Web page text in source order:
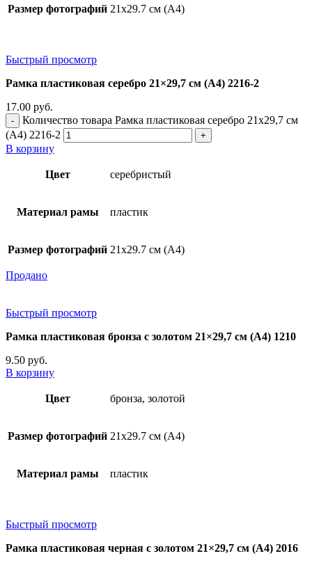
Размер фотографий 21х29.7 см (А4)
Быстрый просмотр
Рамка пластиковая серебро 21×29,7 см (А4) 2216-2
17.00 руб.
Количество товара Рамка пластиковая серебро 21x29,7 см
(А4) 2216-2
В корзину
Цвет серебристый
Материал рамы пластик
Размер фотографий 21х29.7 см (А4)
Продано
Быстрый просмотр
Рамка пластиковая бронза с золотом 21×29,7 см (А4) 1210
9.50 руб.
В корзину
Цвет бронза, золотой
Размер фотографий 21х29.7 см (А4)
Материал рамы пластик
Быстрый просмотр
Рамка пластиковая черная с золотом 21×29,7 см (А4) 2016